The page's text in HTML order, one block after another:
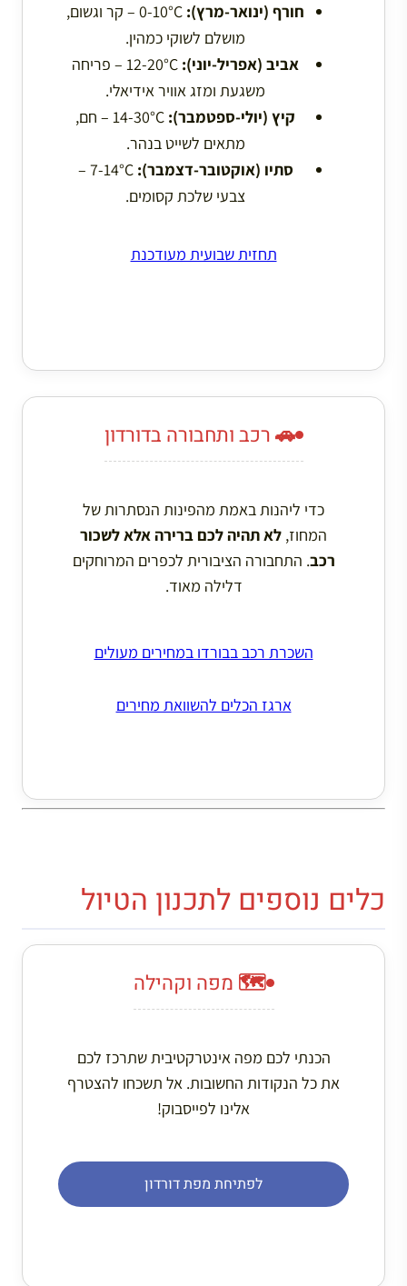
חורף (ינואר-מרץ):
0-10°C – קר וגשום,
מושלם לשוקי כמהין.
אביב (אפריל-יוני):
12-20°C – פריחה
משגעת ומזג אוויר אידיאלי.
קיץ (יולי-ספטמבר):
14-30°C – חם,
מתאים לשייט בנהר.
סתיו (אוקטובר-דצמבר):
7-14°C –
צבעי שלכת קסומים.
תחזית שבועית מעודכנת
🚗 רכב ותחבורה בדורדון
כדי ליהנות באמת מהפינות הנסתרות של
המחוז, לא תהיה לכם ברירה אלא לשכור
רכב. התחבורה הציבורית לכפרים המרוחקים
דלילה מאוד.
השכרת רכב בבורדו במחירים מעולים
ארגז הכלים להשוואת מחירים
כלים נוספים לתכנון הטיול
🗺️ מפה וקהילה
הכנתי לכם מפה אינטרקטיבית שתרכז לכם
את כל הנקודות החשובות. אל תשכחו להצטרף
אלינו לפייסבוק!
לפתיחת מפת דורדון